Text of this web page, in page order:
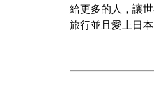
給更多的人，讓
旅行並且愛上日本